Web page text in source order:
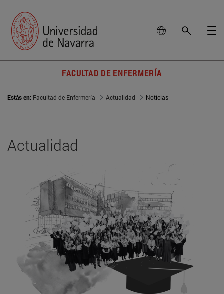
FACULTAD DE ENFERMERÍA
Estás en: Facultad de Enfermería Actualidad Noticias
Actualidad